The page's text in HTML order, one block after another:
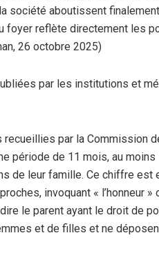
société aboutissent
foyer reflète directement les
26 octobre 2025)
par les institutions et
par la Commission
période de 11 mois, au
de leur famille. Ce chiffre est
invoquant « l’honneur
le parent ayant le droit de
et de filles et ne